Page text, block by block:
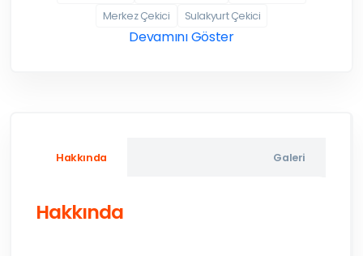
Merkez Çekici
Sulakyurt Çekici
Devamını Göster
Hakkında Galeri
Hakkında